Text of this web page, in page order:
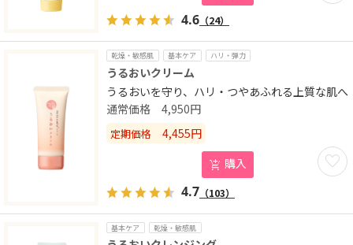
4.6 （24）
乾燥・敏感肌 基本ケア ハリ・弾力
うるおいクリーム
うるおいを守り、ハリ・つやあふれる上質な肌へ
お気
4,950円
定期価格 4,455円
購入
4.7 （103）
基本ケア 乾燥・敏感肌